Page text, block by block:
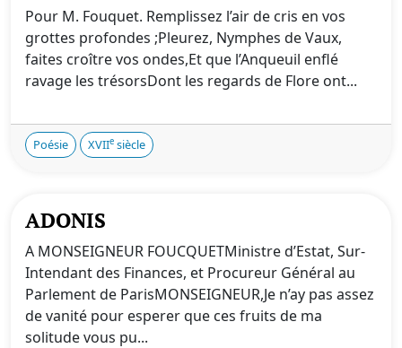
Pour M. Fouquet. Remplissez l’air de cris en vos
grottes profondes ;Pleurez, Nymphes de Vaux,
faites croître vos ondes,Et que l’Anqueuil enflé
ravage les trésorsDont les regards de Flore ont...
Poésie XVIIe siècle
ADONIS
A MONSEIGNEUR FOUCQUETMinistre d’Estat, Sur-
Intendant des Finances, et Procureur Général au
Parlement de ParisMONSEIGNEUR,Je n’ay pas assez
de vanité pour esperer que ces fruits de ma
solitude vous pu...